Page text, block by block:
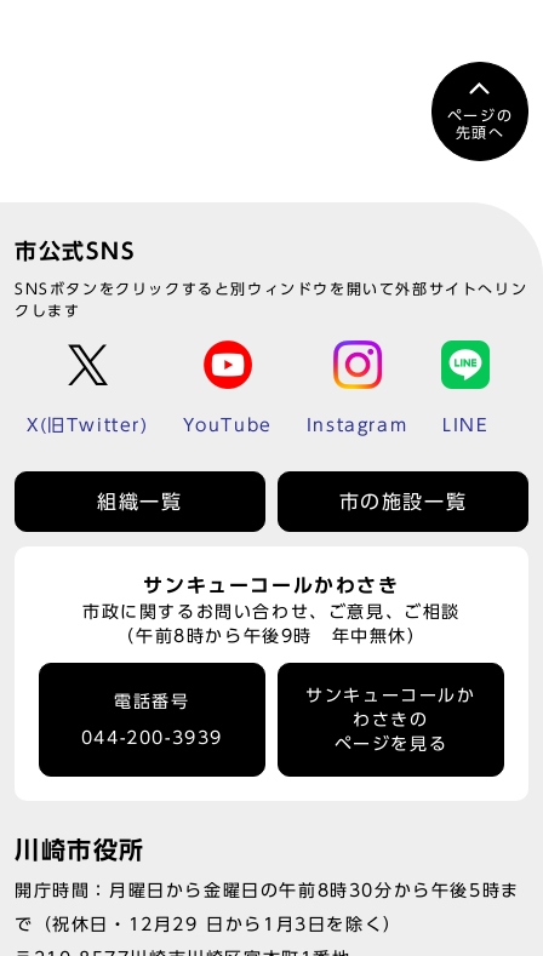
ページの
先頭へ
市公式SNS
SNSボタンをクリックすると別ウィンドウを開いて外部サイトへリン
クします
X(旧Twitter) YouTube Instagram LINE
組織一覧 市の施設一覧
サンキューコールかわさき
市政に関するお問い合わせ、ご意見、ご相談
（午前8時から午後9時 年中無休）
電話番号
044-200-3939
サンキューコールか
わさきの
ページを見る
川崎市役所
開庁時間：月曜日から金曜日の午前8時30分から午後5時ま
で（祝休日・12月29 日から1月3日を除く）